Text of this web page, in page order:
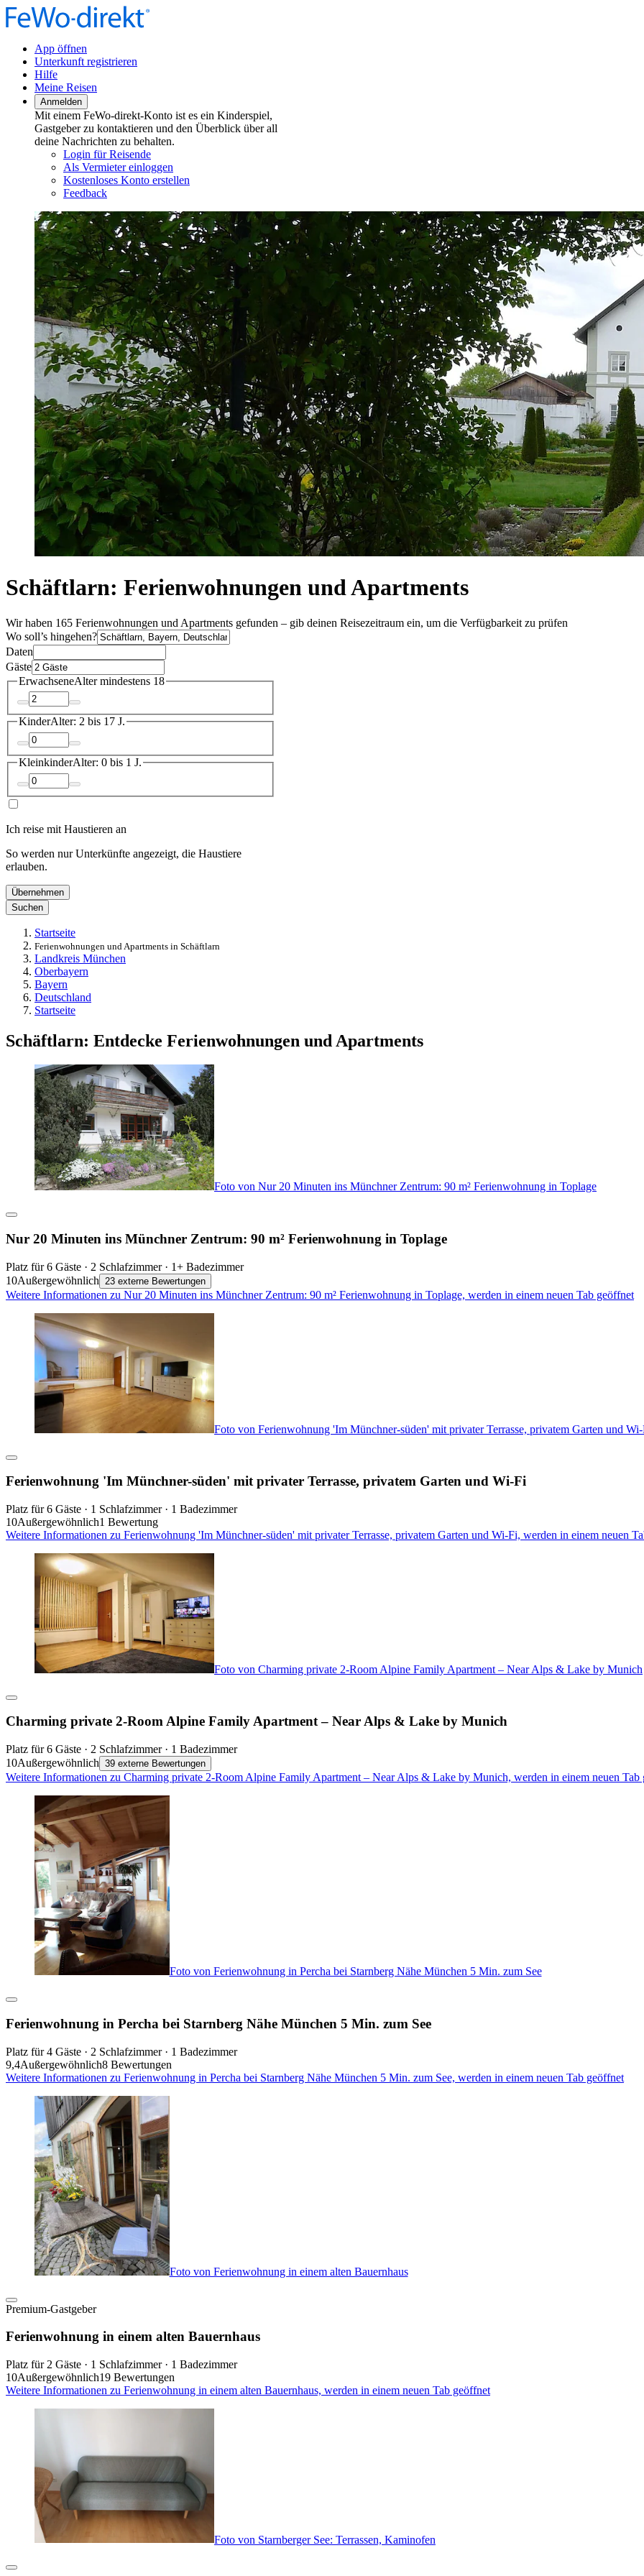
App öffnen
Unterkunft registrieren
Hilfe
Meine Reisen
Anmelden
Mit einem FeWo-direkt-Konto ist es ein Kinderspiel,
Gastgeber zu kontaktieren und den Überblick über all
deine Nachrichten zu behalten.
Login für Reisende
Als Vermieter einloggen
Kostenloses Konto erstellen
Feedback
Schäftlarn: Ferienwohnungen und Apartments
Wir haben 165 Ferienwohnungen und Apartments gefunden – gib deinen Reisezeitraum ein, um die Verfügbarkeit zu prüfen
Wo soll’s hingehen?
Daten
Gäste
ErwachseneAlter mindestens 18
KinderAlter: 2 bis 17 J.
KleinkinderAlter: 0 bis 1 J.
Ich reise mit Haustieren an
So werden nur Unterkünfte angezeigt, die Haustiere
erlauben.
Übernehmen
Suchen
Startseite
Ferienwohnungen und Apartments in Schäftlarn
Landkreis München
Oberbayern
Bayern
Deutschland
Startseite
Schäftlarn: Entdecke Ferienwohnungen und Apartments
Foto von Nur 20 Minuten ins Münchner Zentrum: 90 m² Ferienwohnung in Toplage
Nur 20 Minuten ins Münchner Zentrum: 90 m² Ferienwohnung in Toplage
Platz für 6 Gäste · 2 Schlafzimmer · 1+ Badezimmer
10Außergewöhnlich 23 externe Bewertungen
Weitere Informationen zu Nur 20 Minuten ins Münchner Zentrum: 90 m² Ferienwohnung in Toplage, werden in einem neuen Tab geöffnet
Foto von Ferienwohnung 'Im Münchner-süden' mit privater Terrasse, privatem Garten und
Ferienwohnung 'Im Münchner-süden' mit privater Terrasse, privatem Garten und Wi-Fi
Platz für 6 Gäste · 1 Schlafzimmer · 1 Badezimmer
10Außergewöhnlich1 Bewertung
Weitere Informationen zu Ferienwohnung 'Im Münchner-süden' mit privater Terrasse, privatem Garten und Wi-Fi, werden in einem neuen
Foto von Charming private 2-Room Alpine Family Apartment – Near Alps & Lake by Munich
Charming private 2-Room Alpine Family Apartment – Near Alps & Lake by Munich
Platz für 6 Gäste · 2 Schlafzimmer · 1 Badezimmer
10Außergewöhnlich 39 externe Bewertungen
Weitere Informationen zu Charming private 2-Room Alpine Family Apartment – Near Alps & Lake by Munich, werden in einem neuen Tab
Foto von Ferienwohnung in Percha bei Starnberg Nähe München 5 Min. zum See
Ferienwohnung in Percha bei Starnberg Nähe München 5 Min. zum See
Platz für 4 Gäste · 2 Schlafzimmer · 1 Badezimmer
9,4Außergewöhnlich8 Bewertungen
Weitere Informationen zu Ferienwohnung in Percha bei Starnberg Nähe München 5 Min. zum See, werden in einem neuen Tab geöffnet
Foto von Ferienwohnung in einem alten Bauernhaus
Premium-Gastgeber
Ferienwohnung in einem alten Bauernhaus
Platz für 2 Gäste · 1 Schlafzimmer · 1 Badezimmer
10Außergewöhnlich19 Bewertungen
Weitere Informationen zu Ferienwohnung in einem alten Bauernhaus, werden in einem neuen Tab geöffnet
Foto von Starnberger See: Terrassen, Kaminofen